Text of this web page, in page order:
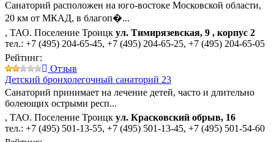
Санаторий расположен на юго-востоке Московской области,
20 км от МКАД, в благоп�...
, ТАО. Поселение Троицк ул. Тимирязевская, 9 , корпус 2
тел.: +7 (495) 204-65-45, +7 (495) 204-65-25, +7 (495) 204-65-05
Рейтинг:
Отзыв
Детский бронхолегочный санаторий 23
Санаторий принимает на лечение детей, часто и длительно
болеющих острыми респ...
, ТАО. Поселение Троицк ул. Красковский обрыв, 16
тел.: +7 (495) 501-13-55, +7 (495) 501-13-45, +7 (495) 501-54-60